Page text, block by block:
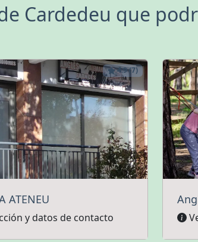
Cardedeu que
4.9 (7)
ATENEU
y datos de contacto